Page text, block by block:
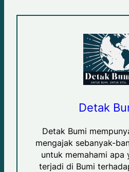
Detak
Detak Bumi
mengajak sebanyak-
untuk memahami apa
terjadi di Bumi